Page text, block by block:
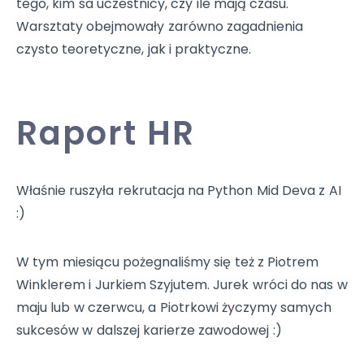
tego, kim sa uczestnicy, czy ile mają czasu.
Warsztaty obejmowały zarówno zagadnienia
czysto teoretyczne, jak i praktyczne.
Raport HR
Właśnie ruszyła rekrutacja na Python Mid Deva z AI
:)
W tym miesiącu pożegnaliśmy się też z Piotrem
Winklerem i Jurkiem Szyjutem. Jurek wróci do nas w
maju lub w czerwcu, a Piotrkowi życzymy samych
sukcesów w dalszej karierze zawodowej :)